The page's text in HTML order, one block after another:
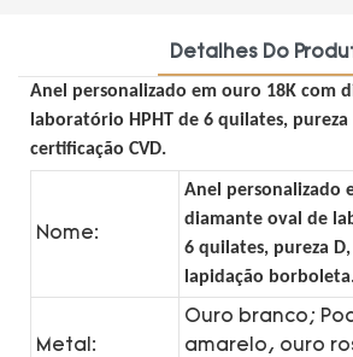
Detalhes Do
Anel personalizado em ouro 18K com
laboratório HPHT de 6 quilates, pureza
certificação CVD.
Nome:
Anel personalizado
diamante oval de
6 quilates, pureza D,
lapidação
Metal:
Ouro branco;
amarelo, ouro